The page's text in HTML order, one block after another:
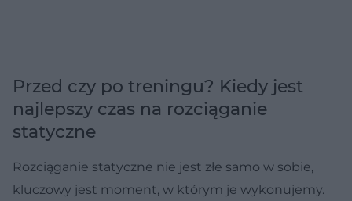
Przed czy po treningu? Kiedy jest
najlepszy czas na rozciąganie
statyczne
Rozciąganie statyczne nie jest złe samo w sobie,
kluczowy jest moment, w którym je wykonujemy.